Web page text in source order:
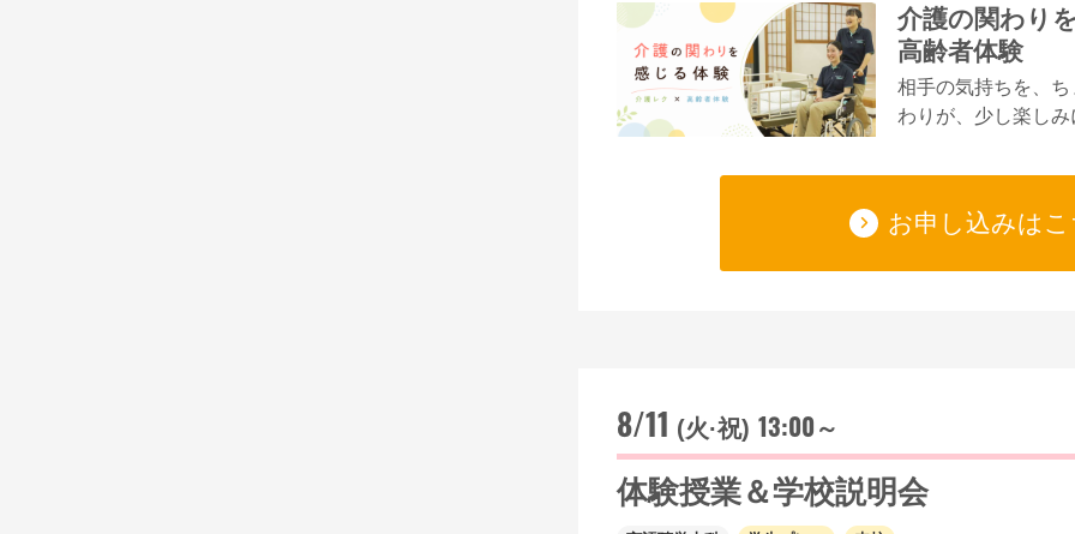
介護の関わり
高齢者体験
相手の気持ちを、
わりが、少し楽し
お申し込みは
8/11 (火·祝) 13:00～
体験授業＆学校説明会